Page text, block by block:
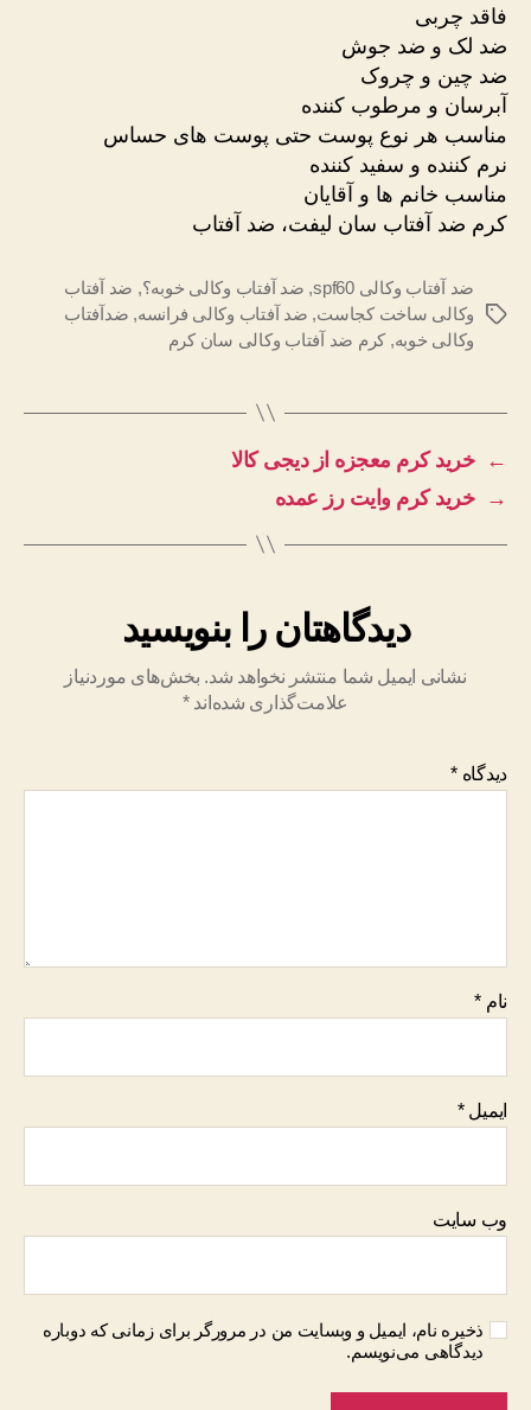
فاقد چربی
ضد لک و ضد جوش
ضد چین و چروک
آبرسان و مرطوب کننده
مناسب هر نوع پوست حتی پوست های حساس
نرم کننده و سفید کننده
مناسب خانم ها و آقایان
کرم ضد آفتاب سان لیفت، ضد آفتاب
برچسب‌ها
ضد آفتاب وکالی spf60 , ضد آفتاب وکالی خوبه؟, ضد آفتاب
وکالی ساخت کجاست, ضد آفتاب وکالی فرانسه, ضدآفتاب
وکالی خوبه, کرم ضد آفتاب وکالی سان کرم
←
خرید کرم معجزه از دیجی کالا
→
خرید کرم وایت رز عمده
دیدگاهتان را بنویسید
نشانی ایمیل شما منتشر نخواهد شد. بخش‌های موردنیاز
علامت‌گذاری شده‌اند*
دیدگاه*
نام *
ایمیل*
وب‌ سایت
ذخیره نام، ایمیل و وبسایت من در مرورگر برای زمانی که دوباره
دیدگاهی می‌نویسم.